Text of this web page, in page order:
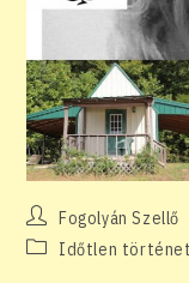
Post
author:
Fogolyán Szellő
PostIdőtlen